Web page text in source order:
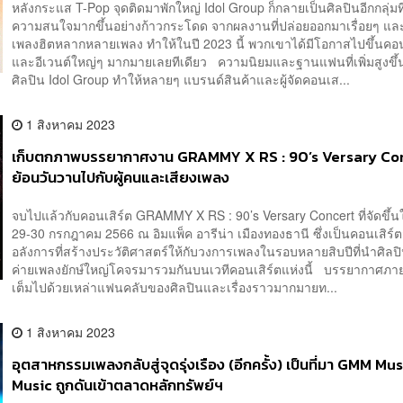
หลังกระแส T-Pop จุดติดมาพักใหญ่ Idol Group ก็กลายเป็นศิลปินอีกกลุ่ม
ความสนใจมากขึ้นอย่างก้าวกระโดด จากผลงานที่ปล่อยออกมาเรื่อยๆ แ
เพลงฮิตหลากหลายเพลง ทำให้ในปี 2023 นี้ พวกเขาได้มีโอกาสไปขึ้นคอ
และอีเวนต์ใหญ่ๆ มากมายเลยทีเดียว ความนิยมและฐานแฟนที่เพิ่มสูงขึ้
ศิลปิน Idol Group ทำให้หลายๆ แบรนด์สินค้าและผู้จัดคอนเส...
1 สิงหาคม 2023
เก็บตกภาพบรรยากาศงาน GRAMMY X RS : 90’s Versary
ย้อนวันวานไปกับผู้คนและเสียงเพลง
จบไปแล้วกับคอนเสิร์ต GRAMMY X RS : 90’s Versary Concert ที่จัดขึ้
29-30 กรกฎาคม 2566 ณ อิมแพ็ค อารีน่า เมืองทองธานี ซึ่งเป็นคอนเสิร์
อลังการที่สร้างประวัติศาสตร์ให้กับวงการเพลงในรอบหลายสิบปีที่นำศิล
ค่ายเพลงยักษ์ใหญ่โคจรมารวมกันบนเวทีคอนเสิร์ตแห่งนี้ บรรยากาศภา
เต็มไปด้วยเหล่าแฟนคลับของศิลปินและเรื่องราวมากมายท...
1 สิงหาคม 2023
อุตสาหกรรมเพลงกลับสู่จุดรุ่งเรือง (อีกครั้ง) เป็นที่มา GMM
Music ถูกดันเข้าตลาดหลักทรัพย์ฯ